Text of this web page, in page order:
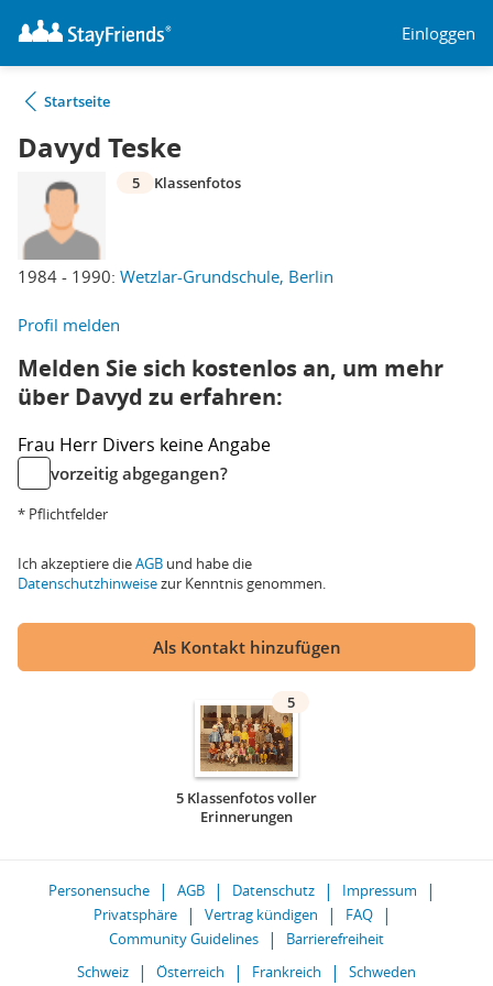
Einloggen
Startseite
Davyd Teske
1984 - 1990: Wetzlar-Grundschule, Berlin
5 Klassenfotos
Profil melden
Melden Sie sich kostenlos an, um mehr
über Davyd zu erfahren:
Frau Herr Divers keine Angabe
vorzeitig abgegangen?
* Pflichtfelder
Ich akzeptiere dieAGB und habe die
Datenschutzhinweisezur Kenntnis genommen.
Als Kontakt hinzufügen
5
5 Klassenfotos voller
Erinnerungen
Personensuche AGB Datenschutz
Impressum
Privatsphäre
Vertrag kündigen
FAQ
Community Guidelines
Barrierefreiheit
Schweiz
Österreich Frankreich Schweden